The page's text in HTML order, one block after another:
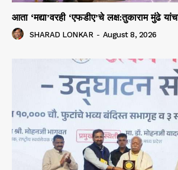
आता ‘मद्या’वरही ‘एफडीए’चे लक्ष:तुकाराम मुंढे
SHARAD LONKAR - August 8, 2026